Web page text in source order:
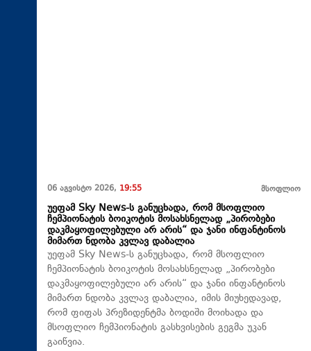
06 აგვისტო 2026, 19:55 მსოფლიო
უეფამ Sky News-ს განუცხადა, რომ მსოფლიო
ჩემპიონატის ბოიკოტის მოსახსნელად „პირობები
დაკმაყოფილებული არ არის“ და ჯანი ინფანტინოს
მიმართ ნდობა კვლავ დაბალია
უეფამ Sky News-ს განუცხადა, რომ მსოფლიო
ჩემპიონატის ბოიკოტის მოსახსნელად „პირობები
დაკმაყოფილებული არ არის“ და ჯანი ინფანტინოს
მიმართ ნდობა კვლავ დაბალია, იმის მიუხედავად,
რომ ფიფას პრეზიდენტმა ბოდიში მოიხადა და
მსოფლიო ჩემპიონატის გასხვისების გეგმა უკან
გაიწვია.